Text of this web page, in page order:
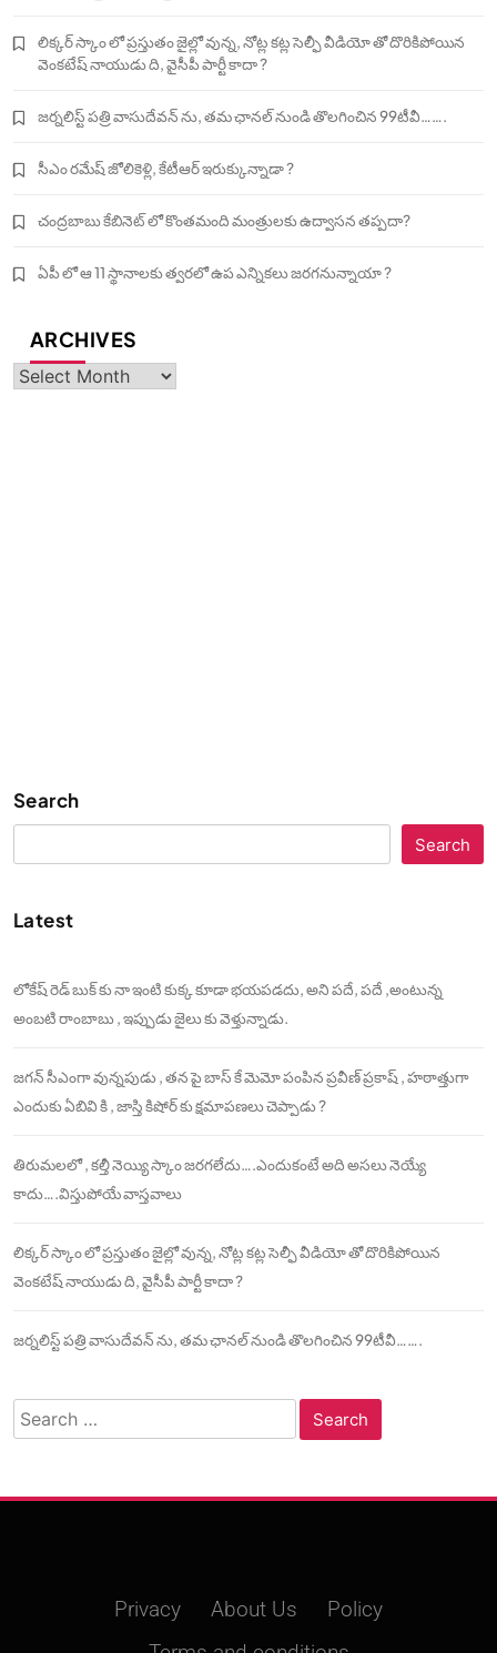
లిక్కర్ స్కాం లో ప్రస్తుతం జైల్లో వున్న, నోట్ల కట్ల సెల్ఫీ వీడియో తో దొరికిపోయిన
వెంకటేష్ నాయుడు ది, వైసీపీ పార్టీ కాదా ?
జర్నలిస్ట్ పత్రి వాసుదేవన్ ను, తమ ఛానల్ నుండి తొలగించిన 99టీవీ…….
సీఎం రమేష్ జోలికెళ్లి, కేటీఆర్ ఇరుక్కున్నాడా ?
చంద్రబాబు కేబినెట్ లో కొంతమంది మంత్రులకు ఉద్వాసన తప్పదా?
ఏపీ లో ఆ 11 స్థానాలకు త్వరలో ఉప ఎన్నికలు జరగనున్నాయా ?
ARCHIVES
Archives
Search
Search
Latest
లోకేష్ రెడ్ బుక్ కు నా ఇంటి కుక్క కూడా భయపడదు, అని పదే, పదే ,అంటున్న
అంబటి రాంబాబు , ఇప్పుడు జైలు కు వెళ్తున్నాడు.
జగన్ సీఎంగా వున్నపుడు , తన పై బాస్ కే మెమో పంపిన ప్రవీణ్ ప్రకాష్ , హఠాత్తుగా
ఎందుకు ఏబివి కి , జాస్తి కిషోర్ కు క్షమాపణలు చెప్పాడు ?
తిరుమలలో , కల్తీ నెయ్యి స్కాం జరగలేదు….ఎందుకంటే అది అసలు నెయ్యే
కాదు….విస్తుపోయే వాస్తవాలు
లిక్కర్ స్కాం లో ప్రస్తుతం జైల్లో వున్న, నోట్ల కట్ల సెల్ఫీ వీడియో తో దొరికిపోయిన
వెంకటేష్ నాయుడు ది, వైసీపీ పార్టీ కాదా ?
జర్నలిస్ట్ పత్రి వాసుదేవన్ ను, తమ ఛానల్ నుండి తొలగించిన 99టీవీ…….
Search
for:
Privacy About Us
Policy